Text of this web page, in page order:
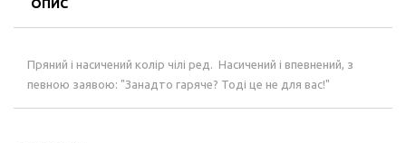
ОПИС
Пряний і насичений колір чілі ред. Насичений і впевнений, з
певною заявою: "Занадто гаряче? Тоді це не для вас!"